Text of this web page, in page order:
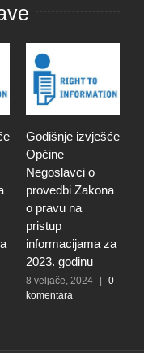
Godišnje izvješće
Općine
Negoslavci o
provedbi Zakona
o pravu na
pristup
informacijama za
2023. godinu
8 veljače, 2024
0
komentara